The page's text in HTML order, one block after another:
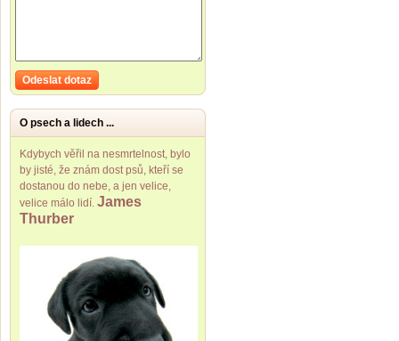
Odeslat dotaz
O psech a lidech ...
Kdybych věřil na nesmrtelnost, bylo
by jisté, že znám dost psů, kteří se
dostanou do nebe, a jen velice,
velice málo lidí. James
Thurber